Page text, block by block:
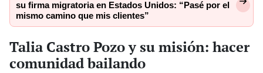
su firma migratoria en Estados Unidos: “Pasé por el
mismo camino que mis clientes”
Talia Castro Pozo y su misión: hacer
comunidad bailando